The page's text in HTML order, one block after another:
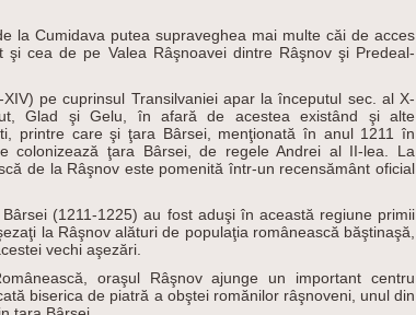
la Cumidava putea supraveghea mai multe căi de acces
cea de pe Valea Râşnoavei dintre Râşnov şi Predeal-
pe cuprinsul Transilvaniei apar la începutul sec. al X-
Glad şi Gelu, în afară de acestea existând şi alte
printre care şi ţara Bârsei, menţionată în anul 1211 în
colonizează ţara Bârsei, de regele Andrei al II-lea. La
de la Râşnov este pomenită într-un recensământ oficial
(1211-1225) au fost aduşi în această regiune primii
la Râşnov alături de populaţia românească băştinaşă,
vechi aşezări.
oraşul Râşnov ajunge un important centru
biserica de piatră a obştei romănilor râşnoveni, unul din